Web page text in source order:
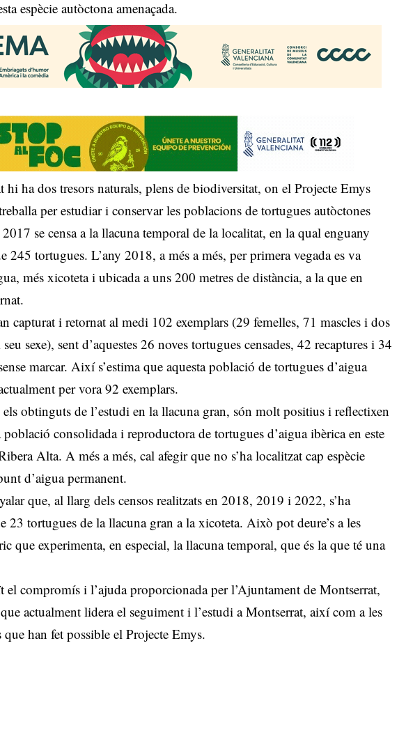
espècie autòctona amenaçada.
ha dos tresors naturals, plens de biodiversitat, on el Projecte Emys
per estudiar i conservar les poblacions de tortugues autòctones
se censa a la llacuna temporal de la localitat, en la qual enguany
245 tortugues. L’any 2018, a més a més, per primera vegada es va
més xicoteta i ubicada a uns 200 metres de distància, a la que en
capturat i retornat al medi 102 exemplars (29 femelles, 71 mascles i dos
sexe), sent d’aquestes 26 noves tortugues censades, 42 recaptures i 34
marcar. Així s’estima que aquesta població de tortugues d’aigua
per vora 92 exemplars.
els obtinguts de l’estudi en la llacuna gran, són molt positius i reflectixen
consolidada i reproductora de tortugues d’aigua ibèrica en este
Alta. A més a més, cal afegir que no s’ha localitzat cap espècie
d’aigua permanent.
que, al llarg dels censos realitzats en 2018, 2019 i 2022, s’ha
23 tortugues de la llacuna gran a la xicoteta. Això pot deure’s a les
que experimenta, en especial, la llacuna temporal, que és la que té una
el compromís i l’ajuda proporcionada per l’Ajuntament de Montserrat,
actualment lidera el seguiment i l’estudi a Montserrat, així com a les
han fet possible el Projecte Emys.